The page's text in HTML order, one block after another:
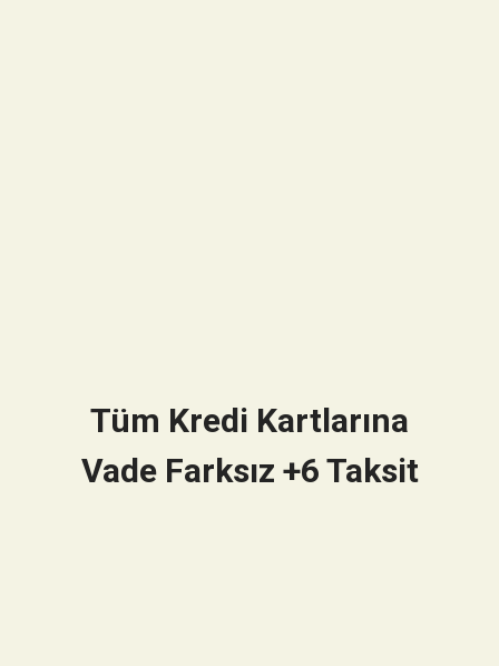
Tüm Kredi Kartlarına
Vade Farksız +6 Taksit